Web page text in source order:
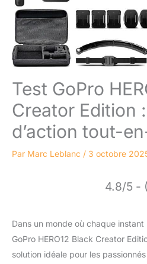
Test GoPro
Creator Edition
d’action tout-
Par Marc Leblanc / 3 octobre
4.8/5 -
Dans un monde où chaque instant
GoPro HERO12 Black Creator
solution idéale pour les